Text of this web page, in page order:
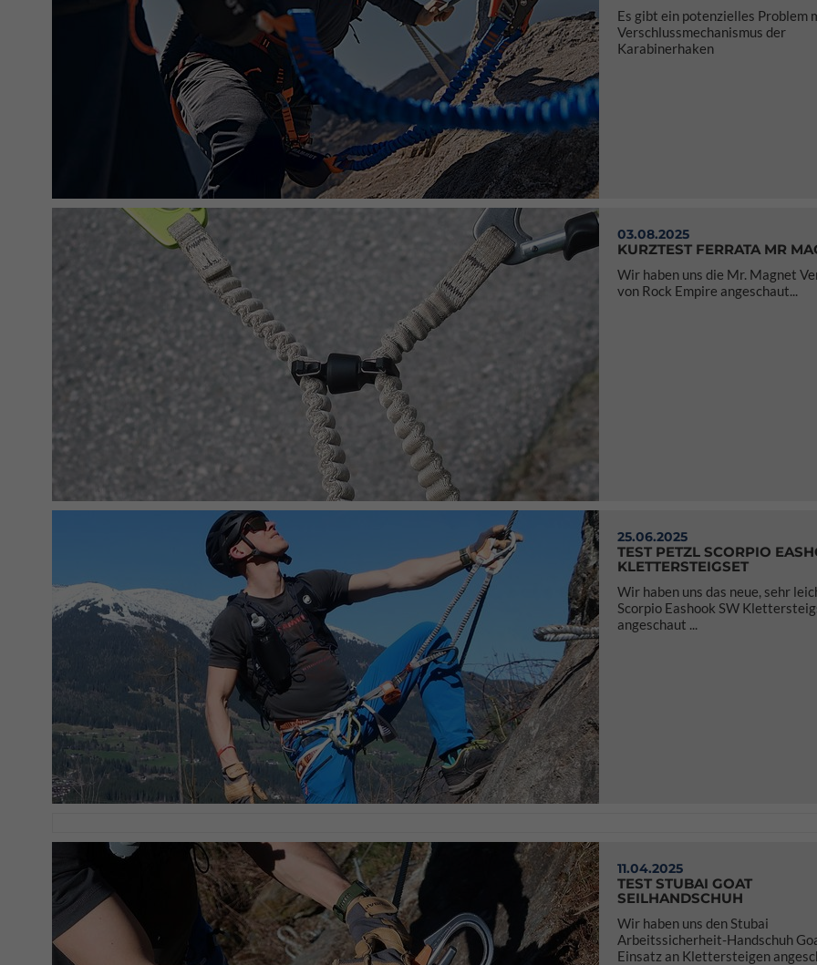
Es gibt ein potenzielles Problem
Verschlussmechanismus der
Karabinerhaken
03.08.2025
KURZTEST FERRATA MR
Wir haben uns die Mr. Magnet
von Rock Empire angeschaut...
25.06.2025
TEST PETZL SCORPIO
KLETTERSTEIGSET
Wir haben uns das neue, sehr
Scorpio Eashook SW
angeschaut ...
11.04.2025
TEST STUBAI GOAT
SEILHANDSCHUH
Wir haben uns den Stubai
Arbeitssicherheit-Handschuh
Einsatz an Klettersteigen